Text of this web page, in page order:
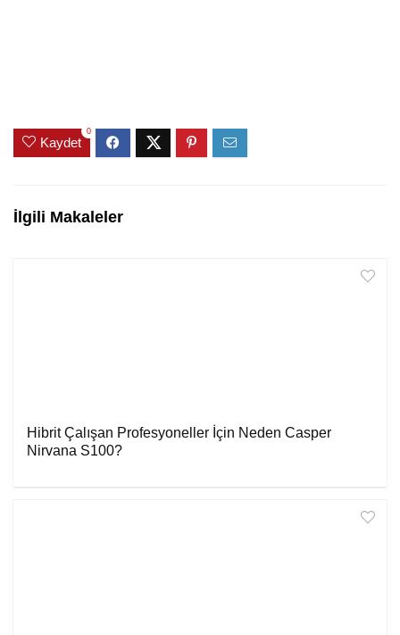
Kaydet
0
İlgili Makaleler
Hibrit Çalışan Profesyoneller İçin Neden Casper
Nirvana S100?